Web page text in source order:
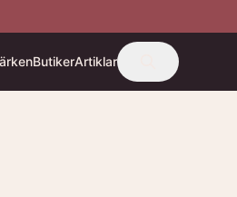
ButikerArtiklar